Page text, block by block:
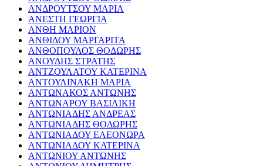
ΑΝΔΡΟΥΤΣΟΥ ΜΑΡΙΑ
ΑΝΕΣΤΗ ΓΕΩΡΓΙΑ
ΑΝΘΗ ΜΑΡΙΟΝ
ΑΝΘΙΔΟΥ ΜΑΡΓΑΡΙΤΑ
ΑΝΘΟΠΟΥΛΟΣ ΘΟΔΩΡΗΣ
ΑΝΟΥΔΗΣ ΣΤΡΑΤΗΣ
ΑΝΤΖΟΥΛΑΤΟΥ ΚΑΤΕΡΙΝΑ
ΑΝΤΟΥΛΙΝΑΚΗ ΜΑΡΙΑ
ΑΝΤΩΝΑΚΟΣ ΑΝΤΩΝΗΣ
ΑΝΤΩΝΑΡΟΥ ΒΑΣΙΛΙΚΗ
ΑΝΤΩΝΙΑΔΗΣ ΑΝΔΡΕΑΣ
ΑΝΤΩΝΙΑΔΗΣ ΘΟΔΩΡΗΣ
ΑΝΤΩΝΙΑΔΟΥ ΕΛΕΟΝΩΡΑ
ΑΝΤΩΝΙΑΔΟΥ ΚΑΤΕΡΙΝΑ
ΑΝΤΩΝΙΟΥ ΑΝΤΩΝΗΣ